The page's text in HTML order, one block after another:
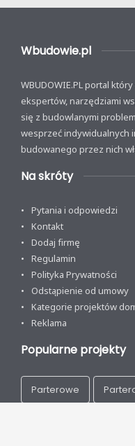
Wbudowie.pl
WBUDOWIE.PL portal
ekspertów, narzędziami
się z budowlanymi
wesprzeć indywidualnych
budowanego przez nich
Na skróty
Pytania i odpowiedzi
Kontakt
Dodaj firmę
Regulamin
Polityka Prywatności
Odstąpienie od umowy
Kategorie projektów
Reklama
Popularne projekty
Parterowe